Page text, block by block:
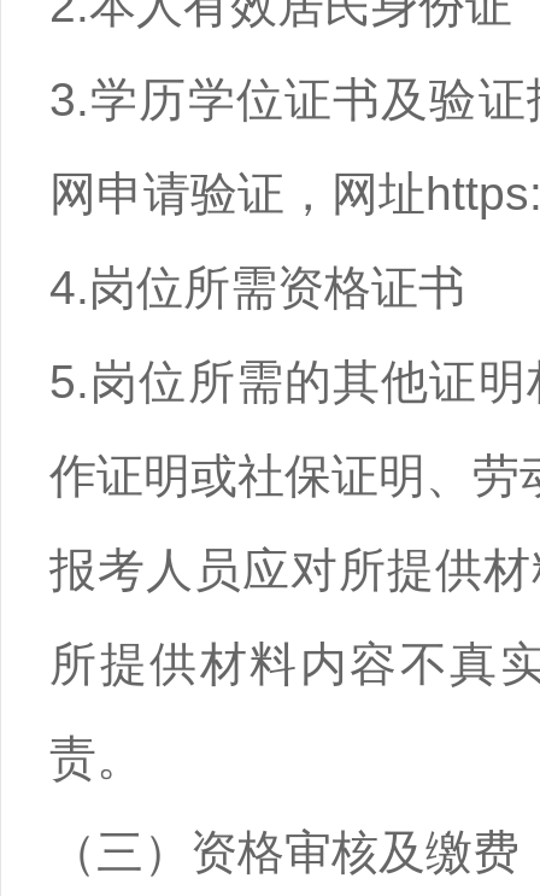
3.学历学位证书及验
网申请验证，网址
4.岗位所需资格证书
5.岗位所需的其他证
作证明或社保证明、劳
报考人员应对所提供
所提供材料内容不真
责。
（三）资格审核及缴费